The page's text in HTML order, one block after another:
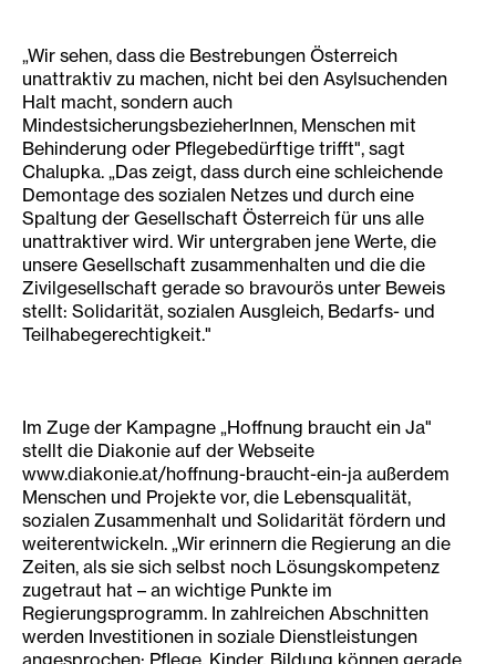
„Wir sehen, dass die Bestrebungen Österreich
unattraktiv zu machen, nicht bei den Asylsuchenden
Halt macht, sondern auch
MindestsicherungsbezieherInnen, Menschen mit
Behinderung oder Pflegebedürftige trifft", sagt
Chalupka. „Das zeigt, dass durch eine schleichende
Demontage des sozialen Netzes und durch eine
Spaltung der Gesellschaft Österreich für uns alle
unattraktiver wird. Wir untergraben jene Werte, die
unsere Gesellschaft zusammenhalten und die die
Zivilgesellschaft gerade so bravourös unter Beweis
stellt: Solidarität, sozialen Ausgleich, Bedarfs- und
Teilhabegerechtigkeit."
Im Zuge der Kampagne „Hoffnung braucht ein Ja"
stellt die Diakonie auf der Webseite
www.diakonie.at/hoffnung-braucht-ein-ja außerdem
Menschen und Projekte vor, die Lebensqualität,
sozialen Zusammenhalt und Solidarität fördern und
weiterentwickeln. „Wir erinnern die Regierung an die
Zeiten, als sie sich selbst noch Lösungskompetenz
zugetraut hat – an wichtige Punkte im
Regierungsprogramm. In zahlreichen Abschnitten
werden Investitionen in soziale Dienstleistungen
angesprochen: Pflege, Kinder, Bildung können gerade